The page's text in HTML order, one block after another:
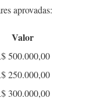
aprovadas:
Valor
500.000,00
250.000,00
300.000,00